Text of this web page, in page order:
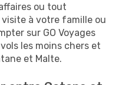
ou tout
à votre famille ou
sur GO Voyages
les moins chers et
et Malte.